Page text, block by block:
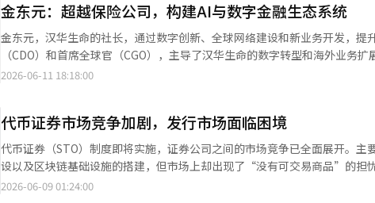
BTS、K-pop、网络漫画、游戏、电视剧和在线粉丝已经跨越国界，形成了
一代正在消费韩国内容，与韩国文化建立联系。如果这一消费流动能够与基
有所不同。例如，如果全球粉丝通过韩元稳定币购买音乐、演出门票、网络
口，数字金融生态系统本身也将得到扩展。这将长期增加韩元的需求，并扩
个韩国金融市场的流动性和深度。此外，对国债市场的国际化和代币证券（
次全球金融学会政策研讨会不仅是一次学术活动，更是韩国金融政策方向转
虚拟资产的看法仍然偏向于将其视为投机对象。然而，如今世界开始将稳定
国、欧洲、新加坡、香港和阿联酋等主要金融中心国家，正在朝着监管与扶
字资产，而是将其纳入制度框架。美国希望通过美元稳定币加强数字美元的
海外投资者在进入韩国市场时感受到的不便，最终将提升市场竞争力。 为此，证券结算所持续改善外资投资环境。通
过为全球资产管理公司引入统一账户(Omnibus Account)，简化了开户程序
认程序，从而提高了投资便利性。 他表示：“制度改善已经取得了相当大的进展，但市场的感知需要时间。”他承
诺：“未来将持续改善市场可达性，使海外投资者能够更方便地投资韩国市场。” “‘T+1’并不是简单
结算周期缩短(T+1)是近期资本市场基础设施改革的核心任务之一。他认为，
调：“证券公司、韩国交易所、证券结算所以及海外托管机构的所有系统必须稳定连接。” 结算是
也可能动摇市场信任的领域。随着交易量的增加和交易时间的延长，后端系统的稳定
国在引入T+1体系之前，首先建立了交易信息自动匹配等系统。”他强调：
场的稳定运行奠定基础。” “代币证券时代……基础设施是竞争力” 资本市场的数字转型也是证券结算所必须准备
的重要课题。证券结算所目前正在推进代币证券(STO)制度落地的平台建设。 他表示：“代币证券的关键在于建立一
式连接江南大楼、酒店、旅游型住宿设施以及与K美妆、K食品相关的特许经营
代表利用自己创办的房地产P2P金融平台“共同融资”和艺术品STO平台“
资市场。他表示：“在运营共同融资期间，我募集了近1万亿韩元的投资资金
对实物资产投资的浓厚兴趣。”他补充道：“尤其是我在房地产行业有近20
强。” 他关注房地产STO的原因在于，房地产作为实物资产比艺术品更容易让投资者理解。金代表解释道：“艺术品
不容易，而房地产则有实交易价格、周边市场价格、租金收益、评估等多个参考指标。” PIECO关注
地产，而非住宅房地产。尤其是酒店、生活型住宿设施、Airbnb、特许经营
表表示：“如今，江南、钟路、明洞等主要地区因K文化热潮，外国游客
们正在与Airbnb的顶级房东合作，考虑吸引全球投资者关注的住宿型资产。” PIECO还在构思利用特许经营企
参与型STO模型。该模型允许投资者持有店铺股份，并参与消费和推广活动
金东元：超越保险公司，构建AI与数字金融生态系统
金东元，汉华生命的社长，通过数字创新、全球网络建设和新业务开发，提
（CDO）和首席全球官（CGO），主导了汉华生命的数字转型和海外业务
Dunamu的股份，并在区块链和数字资产投资、全球金融科技网络的强化方
长期以来一直是以人为中心的行业。保险代理人与客户的面对面接触和赔付
随着AI的出现，金融的运作方式正在发生根本变化。 金东元社长是较早洞
司的竞争力不仅仅来自于产品销售或销售组织的规模，而在于未来数据的获
生命自数年前开始扩大数字转型组织，并在大数据、金融科技和区块链领域
任首席数字官期间，主导了组织重组，建立了以数字和新业务为中心的组织
2026-06-11 18:18:00
代币证券市场竞争加剧，发行市场面临困境
代币证券（STO）制度即将实施，证券公司之间的市场竞争已全面展开。主
设以及区块链基础设施的搭建，但市场上却出现了“没有可交易商品”的担
态系统却难以复苏，代币证券市场可能沦为“半成品制度”。 根据6日金融投资行业的消息，信韩投资证券、KB证
2026-06-09 01:24:00